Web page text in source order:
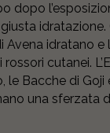
dopo
idratazione.
Avena idratano
cutanei.
le Bacche di Goji
una sferzata